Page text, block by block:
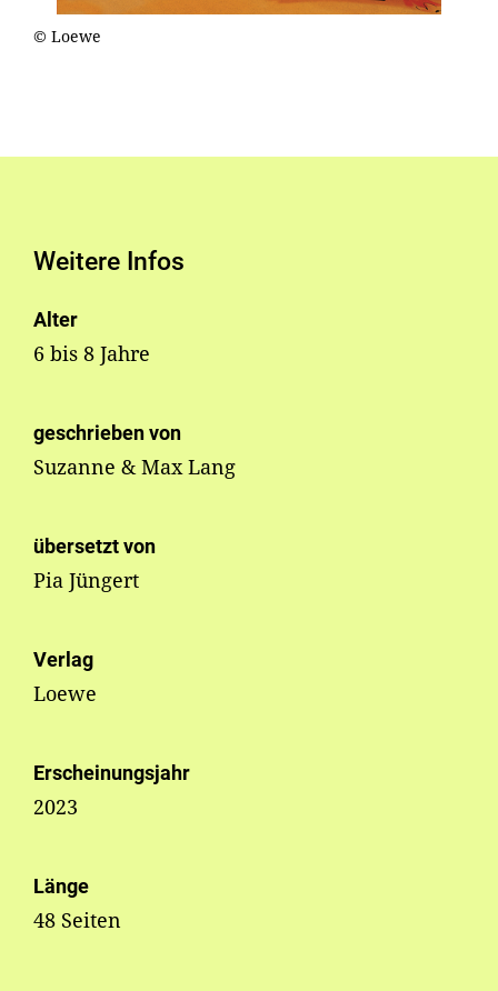
© Loewe
Weitere Infos
Alter
6 bis 8 Jahre
geschrieben von
Suzanne & Max Lang
übersetzt von
Pia Jüngert
Verlag
Loewe
Erscheinungsjahr
2023
Länge
48 Seiten